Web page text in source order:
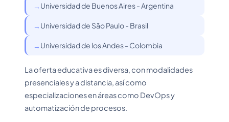
Universidad de Buenos Aires - Argentina
Universidad de São Paulo - Brasil
Universidad de los Andes - Colombia
La oferta educativa es diversa, con modalidades
presenciales y a distancia, así como
especializaciones en áreas como DevOps y
automatización de procesos.